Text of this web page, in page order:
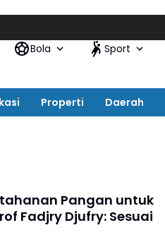
Bola Sport
Properti Daerah
Pangan untuk
Fadjry Djufry: Sesuai